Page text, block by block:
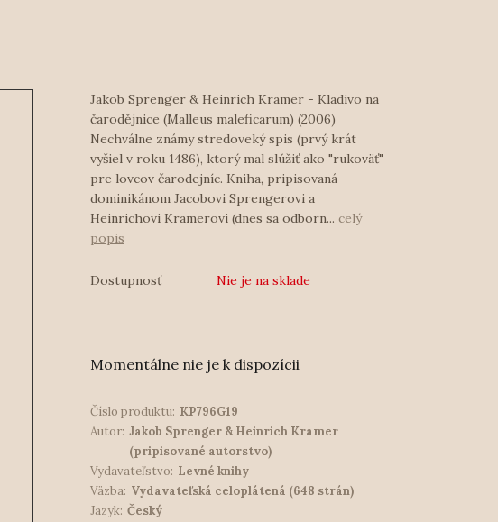
Jakob Sprenger & Heinrich Kramer - Kladivo na
čarodějnice (Malleus maleficarum) (2006)
Nechválne známy stredoveký spis (prvý krát
vyšiel v roku 1486), ktorý mal slúžiť ako "rukoväť"
pre lovcov čarodejníc. Kniha, pripisovaná
dominikánom Jacobovi Sprengerovi a
Heinrichovi Kramerovi (dnes sa odborn... celý
popis
Dostupnosť Nie je na sklade
Momentálne nie je k dispozícii
Číslo produktu: KP796G19
Autor: Jakob Sprenger & Heinrich Kramer
(pripisované autorstvo)
Vydavateľstvo: Levné knihy
Väzba: Vydavateľská celoplátená (648 strán)
Jazyk: Český